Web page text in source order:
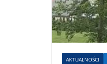
AKTUALNOŚCI